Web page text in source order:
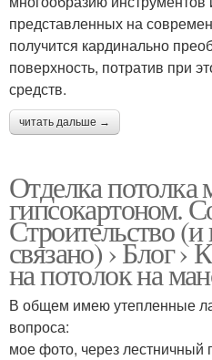
представленных на
получится кардинально
поверхность, потратив при
средств.
читать дальше →
Отделка потолка
гипсокартоном.
Строительство (и
связано) › Блог ›
на потолок на
В общем имею утепленные
вопроса:
мое фото, через лестничный